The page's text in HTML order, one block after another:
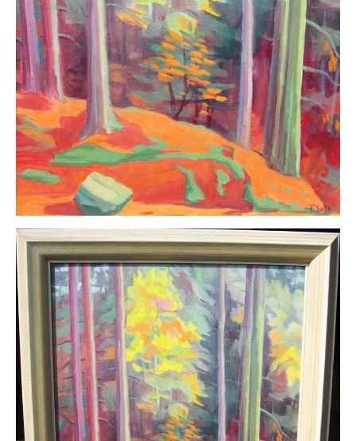
Buchempfehlungen
Richild Holt – Farbe und Linie
Theodor Zeller (1900-1986) Maler und
Visionär
Walter Becker (1893-1984) Malerei und Grafik
Der Maler Richard Sprick (1901-1976)
Suche
Kontakt
Publikationsliste
Über Uns
Impressum
Datenschutz
AGB